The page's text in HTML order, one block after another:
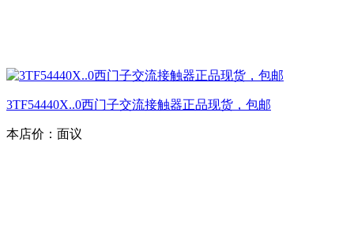
3TF54440X..0西门子交流接触器正品现货，包邮
本店价： 面议